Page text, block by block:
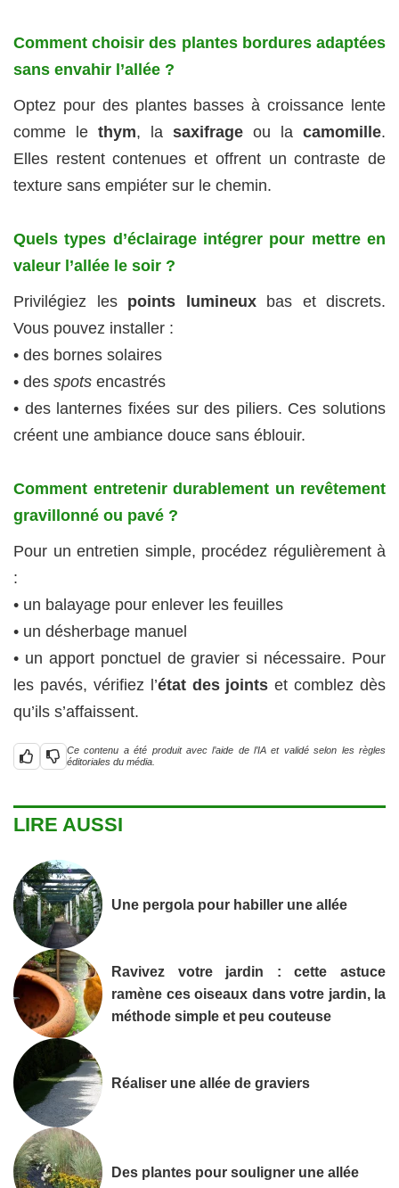
Comment choisir des plantes bordures adaptées
sans envahir l’allée ?
Optez pour des plantes basses à croissance lente
comme le thym, la saxifrage ou la camomille.
Elles restent contenues et offrent un contraste de
texture sans empiéter sur le chemin.
Quels types d’éclairage intégrer pour mettre en
valeur l’allée le soir ?
Privilégiez les points lumineuxbas et discrets.
Vous pouvez installer :
• des bornes solaires
• des spots encastrés
• des lanternes fixées sur des piliers. Ces solutions
créent une ambiance douce sans éblouir.
Comment entretenir durablement un revêtement
gravillonné ou pavé ?
Pour un entretien simple, procédez régulièrement à
:
• un balayage pour enlever les feuilles
• un désherbage manuel
• un apport ponctuel de gravier si nécessaire. Pour
les pavés, vérifiez l’état des joints et comblez dès
qu’ils s’affaissent.
Ce contenu a été produit avec l’aide de l’IA et validé selon les règles
éditoriales du média.
LIRE AUSSI
Une pergola pour habiller une allée
Ravivez votre jardin : cette astuce
ramène ces oiseaux dans votre jardin, la
méthode simple et peu couteuse
Réaliser une allée de graviers
Des plantes pour souligner une allée